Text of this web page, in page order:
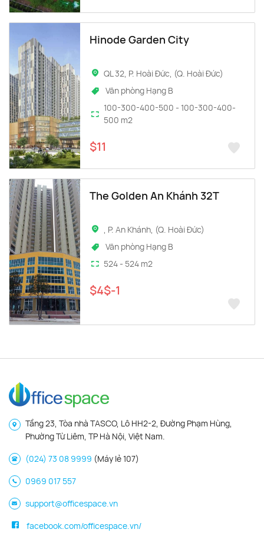
Hinode Garden City
QL 32, P. Hoài Đức, (Q. Hoài Đức)
Văn phòng Hạng B
100-300-400-500 - 100-300-400-
500 m2
$11
The Golden An Khánh 32T
, P. An Khánh, (Q. Hoài Đức)
Văn phòng Hạng B
524 - 524 m2
$4$-1
Tầng 23, Tòa nhà TASCO, Lô HH2-2, Đường Phạm Hùng,
Phường Từ Liêm, TP Hà Nội, Việt Nam.
(024) 73 08 9999 (Máy lẻ 107)
0969 017 557
support@officespace.vn
facebook.com/officespace.vn/